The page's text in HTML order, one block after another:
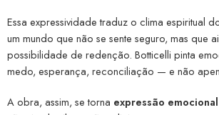
Essa expressividade traduz o clima espiritual
um mundo que não se sente seguro, mas que
possibilidade de redenção. Botticelli pinta
medo, esperança, reconciliação — e não
A obra, assim, se torna expressão